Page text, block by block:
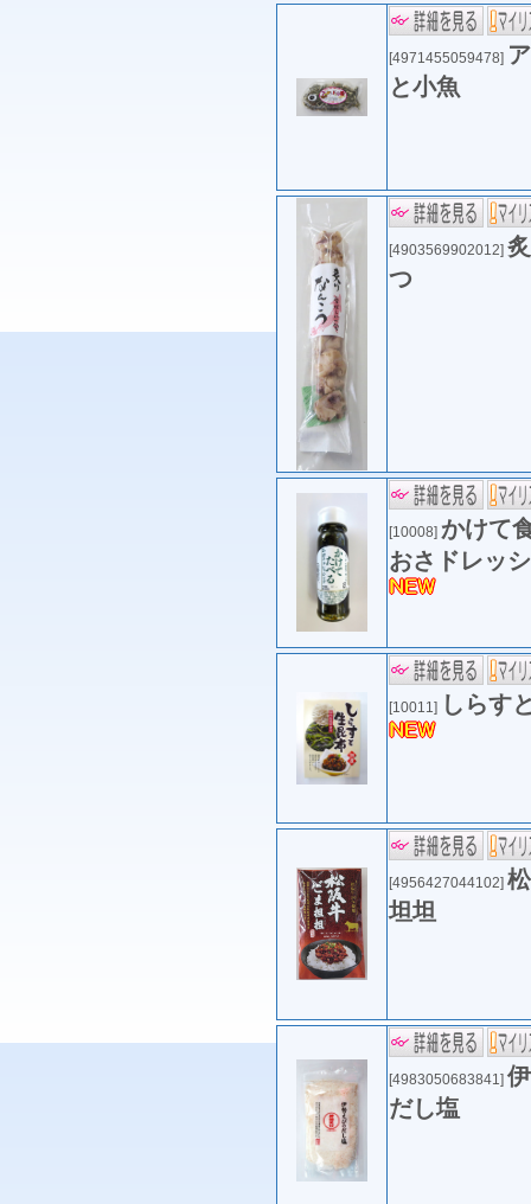
[4971455059478]
と小魚
[4903569902012]
つ
[10008] かけて
おさドレッ
[10011] しらす
[4956427044102]
坦坦
[4983050683841]
だし塩